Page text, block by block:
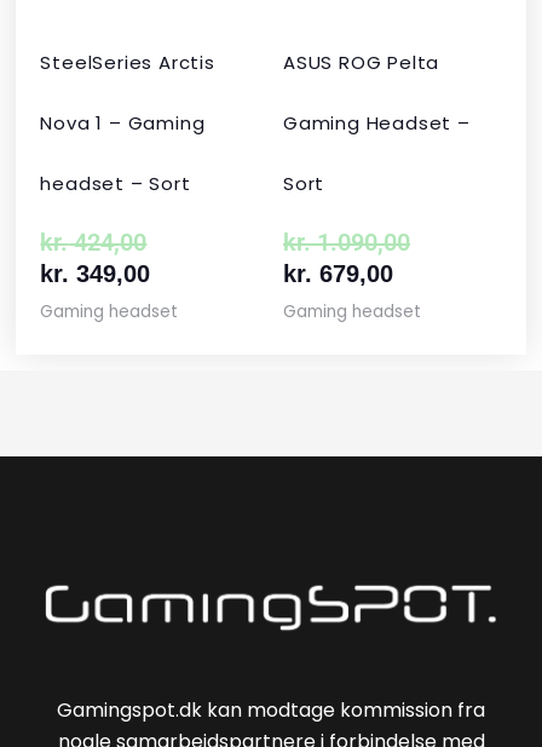
SteelSeries Arctis
Nova 1 – Gaming
headset – Sort
kr.424,00
kr. 349,00
Gaming headset
ASUS ROG Pelta
Gaming Headset –
Sort
kr.1.090,00
kr. 679,00
Gaming headset
Gamingspot.dk kan modtage kommission fra
nogle samarbejdspartnere i forbindelse med